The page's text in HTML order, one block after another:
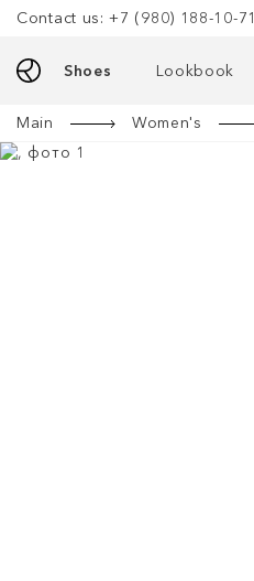
Contact us: +7 (980) 188-10-71
Shoes Lookbook
Main Women's